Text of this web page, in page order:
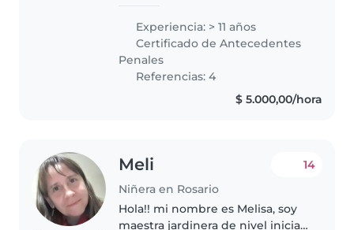
años, soy una persona
responsable, divertida y muy con
el título de licenciada en
Educación..
Experiencia: > 11 años
Certificado de Antecedentes
Penales
Referencias: 4
$ 5.000,00/hora
Meli
Niñera en Rosario
14
Hola!! mi nombre es Melisa, soy
maestra jardinera de nivel inicial.